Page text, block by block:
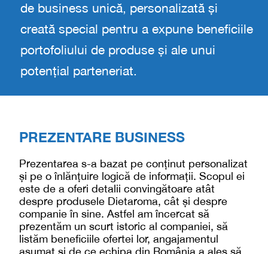
de business unică, personalizată și
creată special pentru a expune beneficiile
portofoliului de produse și ale unui
potențial parteneriat.
PREZENTARE BUSINESS
Prezentarea s-a bazat pe conținut personalizat
și pe o înlănțuire logică de informații. Scopul ei
este de a oferi detalii convingătoare atât
despre produsele Dietaroma, cât și despre
companie în sine. Astfel am încercat să
prezentăm un scurt istoric al companiei, să
listăm beneficiile ofertei lor, angajamentul